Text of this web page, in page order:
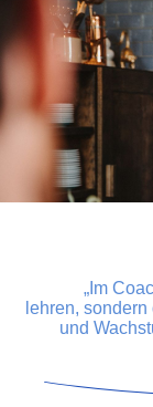
„Im
lehren, sondern
und